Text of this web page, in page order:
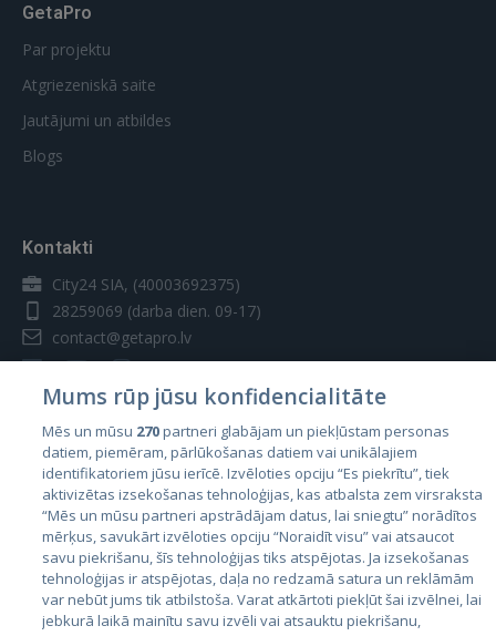
GetaPro
Par projektu
Atgriezeniskā saite
Jautājumi un atbildes
Blogs
Kontakti
City24 SIA, (40003692375)
28259069 (darba dien. 09-17)
contact@getapro.lv
Valstis
Igaunija
Latvija
Lietuva
Mums rūp jūsu konfidencialitāte
Mēs un mūsu 270partneri glabājam un piekļūstam personas
datiem, piemēram, pārlūkošanas datiem vai unikālajiem
identifikatoriem jūsu ierīcē. Izvēloties opciju “Es piekrītu”, tiek
aktivizētas izsekošanas tehnoloģijas, kas atbalsta zem virsraksta
“Mēs un mūsu partneri apstrādājam datus, lai sniegtu” norādītos
mērķus, savukārt izvēloties opciju “Noraidīt visu” vai atsaucot
savu piekrišanu, šīs tehnoloģijas tiks atspējotas. Ja izsekošanas
tehnoloģijas ir atspējotas, daļa no redzamā satura un reklāmām
var nebūt jums tik atbilstoša. Varat atkārtoti piekļūt šai izvēlnei, lai
jebkurā laikā mainītu savu izvēli vai atsauktu piekrišanu,